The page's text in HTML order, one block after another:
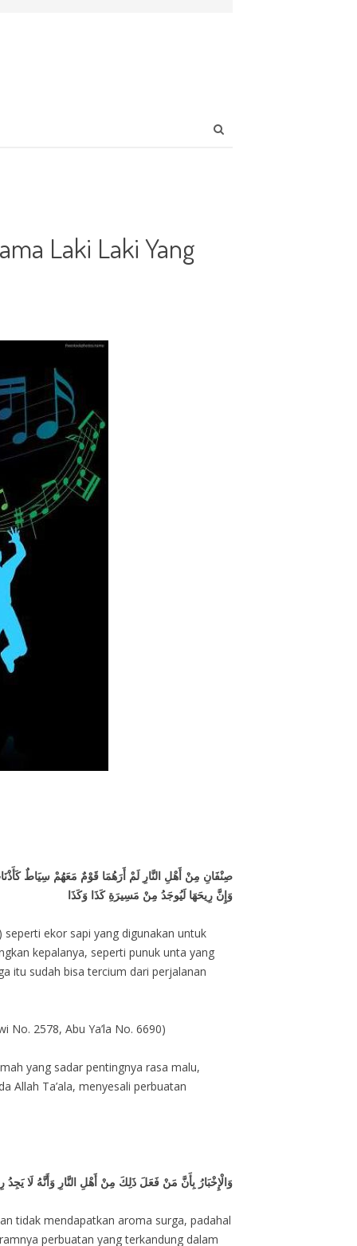
Laki Laki Yang
صِنْفَانِ مِنْ أَهْلِ النَّارِ لَمْ أَرَهُمَا قَوْمٌ مَعَهُمْ سِيَاطٌ
وَإِنَّ رِيحَهَا لَيُوجَدُ مِنْ مَسِيرَةِ كَذَا وَكَذَا
ekor sapi yang digunakan untuk
kepalanya, seperti punuk unta yang
itu sudah bisa tercium dari perjalanan
No. 2578, Abu Ya’la No. 6690)
yang sadar pentingnya rasa malu,
Allah Ta’ala, menyesali perbuatan
وَالْإِخْبَارُ بِأَنَّ مَنْ فَعَلَ ذَلِكَ مِنْ أَهْلِ النَّارِ وَأَنَّهُ لَا
tidak mendapatkan aroma surga, padahal
perbuatan yang terkandung dalam